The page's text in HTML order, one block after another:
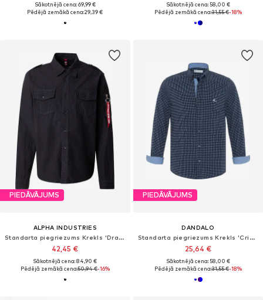
Sākotnējā cena: 69,99 €
Pēdējā zemākā cena:29,39 €
Sākotnējā cena: 58,00 €
Pēdējā zemākā cena:31,55 €-18%
PIEDĀVĀJUMS
ALPHA INDUSTRIES
Standarta piegriezums Krekls 'Dragon'
42,45 €
Sākotnējā cena: 84,90 €
Pēdējā zemākā cena:50,94 €-16%
PIEDĀVĀJUMS
DANDALO
Standarta piegriezums Krekls 'Cristophe'
25,64 €
Sākotnējā cena: 58,00 €
Pēdējā zemākā cena:31,55 €-18%